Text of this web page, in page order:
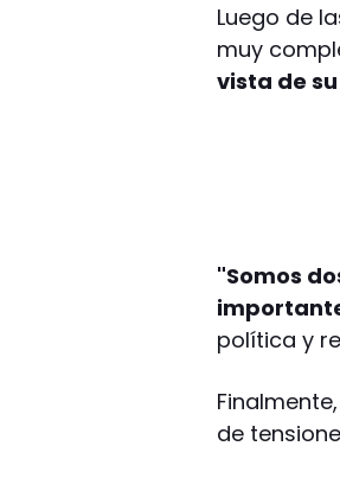
Luego de
muy
vista de
"Somos
política y
de